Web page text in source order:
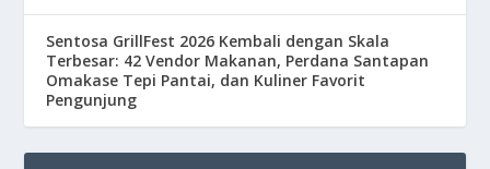
Sentosa GrillFest 2026 Kembali dengan Skala
Terbesar: 42 Vendor Makanan, Perdana Santapan
Omakase Tepi Pantai, dan Kuliner Favorit
Pengunjung